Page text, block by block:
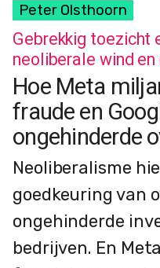
Peter Olsthoorn
Gebrekkig toezicht
neoliberale wind en
Hoe Meta
fraude en
ongehinderde
Neoliberalisme
goedkeuring van
ongehinderde
bedrijven. En